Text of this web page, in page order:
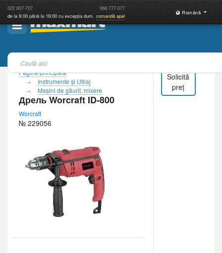
022 837-707 068 777-077
de la 9:00 până la 19:00 cu excepția dum. comandă apel
Română
Pagina principală
Instrumente şi Utilaj
Maşini de găurit, mixere
Дрель Worcraft ID-800
Worcraft
№ 229056
Solicită
preț